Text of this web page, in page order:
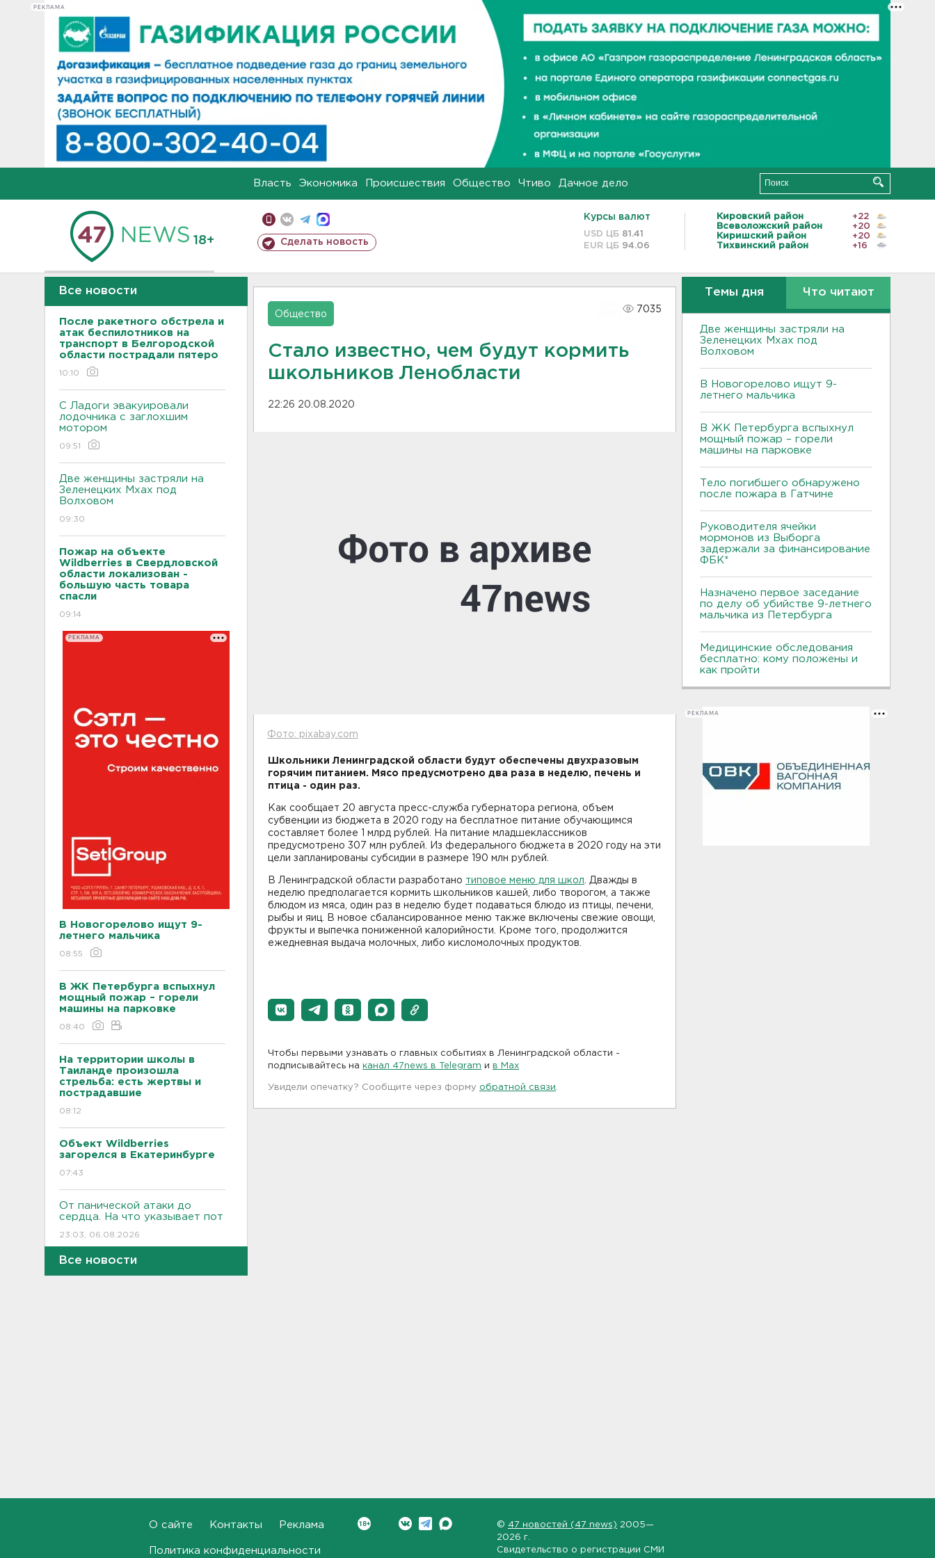
РЕКЛАМА
Власть Экономика Происшествия Общество Чтиво Дачное дело
18+ Сделать новость
Курсы валют
USD ЦБ 81.41
EUR ЦБ 94.06
Кировский район
+22
Всеволожский район
+20
Киришский район
+20
Тихвинский район
+16
Все новости
После ракетного обстрела и
атак беспилотников на
транспорт в Белгородской
области пострадали пятеро
10:10
С Ладоги эвакуировали
лодочника с заглохшим
мотором
09:51
Две женщины застряли на
Зеленецких Мхах под
Волховом
09:30
Пожар на объекте
Wildberries в Свердловской
области локализован -
большую часть товара
спасли
09:14
РЕКЛАМА
В Новогорелово ищут 9-
летнего мальчика
08:55
В ЖК Петербурга вспыхнул
мощный пожар – горели
машины на парковке
08:40
На территории школы в
Таиланде произошла
стрельба: есть жертвы и
пострадавшие
08:12
Объект Wildberries
загорелся в Екатеринбурге
07:43
От панической атаки до
сердца. На что указывает пот
23:03, 06.08.2026
реставрируют. Как
Тело погибшего
обнаружено после пожара в
Все новости
Общество
7035
Стало известно, чем будут кормить
школьников Ленобласти
22:26 20.08.2020
Фото: pixabay.com
Школьники Ленинградской области будут обеспечены двухразовым
горячим питанием. Мясо предусмотрено два раза в неделю, печень и
птица - один раз.
Как сообщает 20 августа пресс-служба губернатора региона, объем
субвенции из бюджета в 2020 году на бесплатное питание обучающимся
составляет более 1 млрд рублей. На питание младшеклассников
предусмотрено 307 млн рублей. Из федерального бюджета в 2020 году на эти
цели запланированы субсидии в размере 190 млн рублей.
В Ленинградской области разработано типовое меню для школ . Дважды в
неделю предполагается кормить школьников кашей, либо творогом, а также
блюдом из мяса, один раз в неделю будет подаваться блюдо из птицы, печени,
рыбы и яиц. В новое сбалансированное меню также включены свежие овощи,
фрукты и выпечка пониженной калорийности. Кроме того, продолжится
ежедневная выдача молочных, либо кисломолочных продуктов.
Чтобы первыми узнавать о главных событиях в Ленинградской области -
подписывайтесь на канал 47news в Telegram и в Maх
Увидели опечатку? Сообщите через форму обратной связи
Темы дня Что читают
Две женщины застряли на
Зеленецких Мхах под
Волховом
В Новогорелово ищут 9-
летнего мальчика
В ЖК Петербурга вспыхнул
мощный пожар – горели
машины на парковке
Тело погибшего обнаружено
после пожара в Гатчине
Руководителя ячейки
мормонов из Выборга
задержали за финансирование
ФБК*
Назначено первое заседание
по делу об убийстве 9-летнего
мальчика из Петербурга
Медицинские обследования
бесплатно: кому положены и
как пройти
РЕКЛАМА
О сайте Контакты Реклама
Политика конфиденциальности
© 47 новостей (47 news) 2005—
2026 г.
Свидетельство о регистрации СМИ